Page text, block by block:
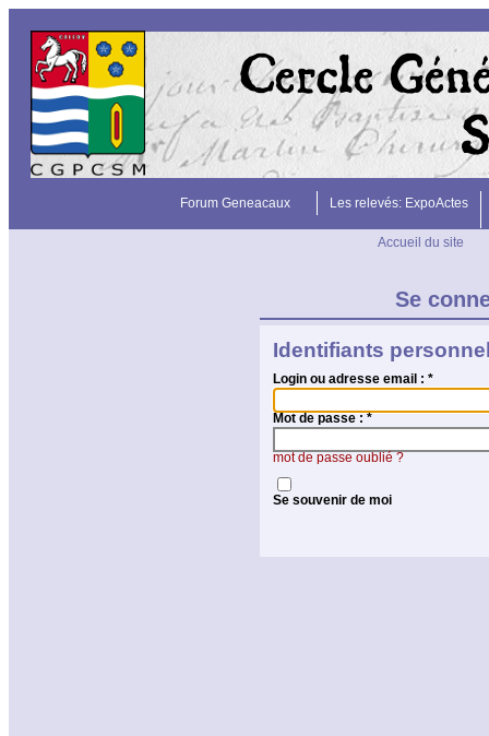
Forum Geneacaux Les relevés: ExpoActes
Accueil du site
Se
Identifiants
Login ou adresse email : *
Mot de passe :*
mot de passe oublié ?
Se souvenir de moi